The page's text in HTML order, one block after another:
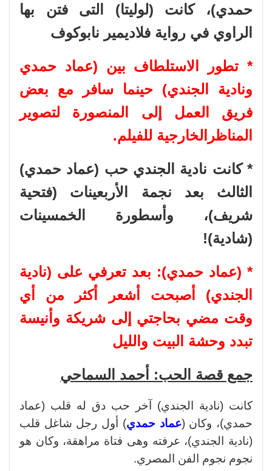
حمدي)، كانت (لوليتا) التى فتن بها
الراوي في رواية فلاديمير نابوكوف
* تطور الاستلطاف بين (عماد حمدي
ونادية الجندي) حينما سافر مع بعض
فريق العمل إلى المنصورة لتصوير
المناظرالخارجية للفيلم.
* كانت نادية الجندي حب (عماد حمدي)
الثالث بعد نجمة الأربعينات (فتحية
شريف)، وأسطورة الخمسينات
(شادية)!
*
(عماد حمدي): بعد تعرفي على (نادية
الجندي) أصبحت أشعر أكثر من أي
وقت مضي بحاجتي إلى شريكة وأنيسة
تبدد وحشة البيت والليل
جمع قصة الحب: أحمد السماحي
كانت (نادية الجندي) آخر حب دق له قلب (عماد
حمدي)، وكان (عماد حمدي) أول رجل شاغل قلب
(نادية الجندي)، عرفته وهى فتاة مراهقة، وكان هو
نجوم نجوم الفن المصري.